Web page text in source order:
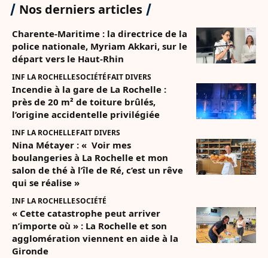
Nos derniers articles
Charente-Maritime : la directrice de la
police nationale, Myriam Akkari, sur le
départ vers le Haut-Rhin
INF LA ROCHELLESOCIÉTÉFAIT DIVERS
Incendie à la gare de La Rochelle :
près de 20 m² de toiture brûlés,
l’origine accidentelle privilégiée
INF LA ROCHELLEFAIT DIVERS
Nina Métayer : « Voir mes
boulangeries à La Rochelle et mon
salon de thé à l’île de Ré, c’est un rêve
qui se réalise »
INF LA ROCHELLESOCIÉTÉ
« Cette catastrophe peut arriver
n’importe où » : La Rochelle et son
agglomération viennent en aide à la
Gironde